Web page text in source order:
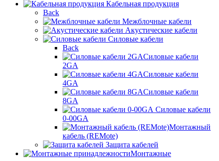
Кабельная продукция
Back
Межблочные кабели
Акустические кабели
Силовые кабели
Back
Силовые кабели
2GA
Силовые кабели
4GA
Силовые кабели
8GA
Силовые кабели
0-00GA
Монтажный
кабель (REMote)
Защита кабелей
Монтажные